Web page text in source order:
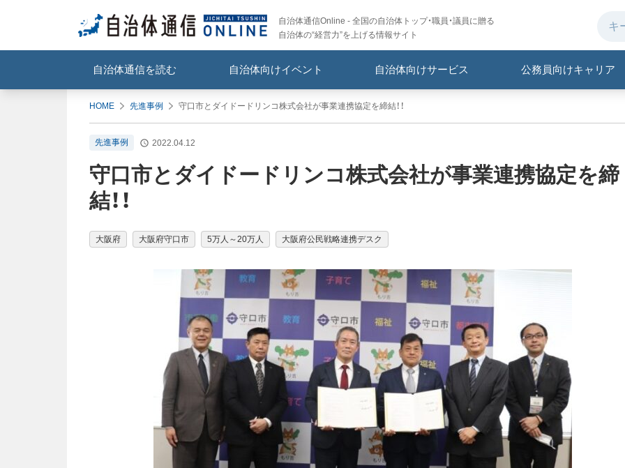
自治体通信Online - 全国の自治体トップ・職員・議員に贈る
自治体の“経営力”を上げる情報サイト
自治体通信を読む 自治体向けイベント 自治体向けサービス 公務員向けキャリア
HOME 先進事例 守口市とダイドードリンコ株式会社が事業連携協定を締結！！
先進事例 2022.04.12
守口市とダイドードリンコ株式会社が事業連携協定を締
結！！
大阪府 大阪府守口市 5万人～20万人 大阪府公民戦略連携デスク